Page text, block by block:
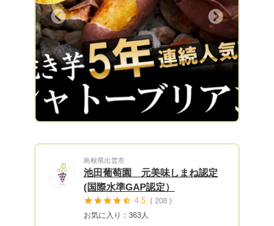
の多くのご期待を頂き今では全国津々浦々
の桃好きなファンから注文が殺到しており
ます✨ もっと多くの方に楽しんで頂きた
い！本物の桃を味わって頂きたい！ 当園
の桃がもっと手軽にご自宅で楽しめるよう
心を込めてお届けします☆ スーパーでは
なかなか味わえない濃厚ジューシーな桃は
に送れば絶対に喜ばれる縁起が良い紅白の
桃など 当園では27種類の桃を作っていま
すので 他では絶対味わうことのできない
Next
島根県出雲市
池田葡萄園 元美味しまね認定
(国際水準GAP認定）
4.5 ( 208 )
お気に入り：363人